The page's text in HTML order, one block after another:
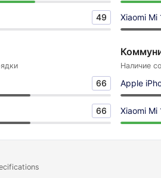
49 Xiaomi Mi
66
66
Наличие
Apple
Xiaomi Mi